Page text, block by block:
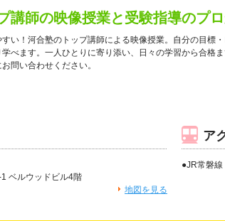
講師の映像授業と受験指導のプ
すい！河合塾のトップ講師による映像授業。自分の目標
べます。一人ひとりに寄り添い、日々の学習から合格
問い合わせください。
ベルウッドビル4階
地図を見る
ア
●JR常磐